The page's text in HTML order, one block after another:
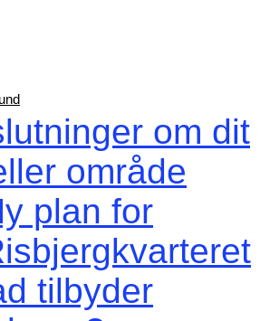
om dit
område
plan for
tilbyder